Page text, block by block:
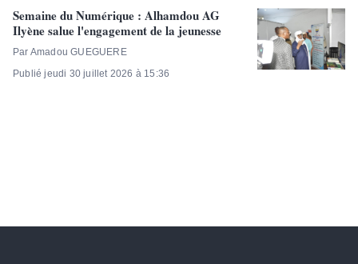
Semaine du Numérique : Alhamdou AG
Ilyène salue l'engagement de la jeunesse
Par Amadou GUEGUERE
Publié jeudi 30 juillet 2026 à 15:36